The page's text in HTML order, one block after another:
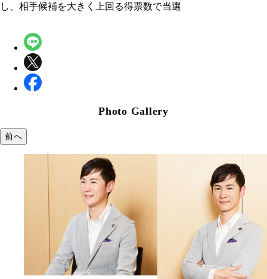
し、相手候補を大きく上回る得票数で当選
Photo Gallery
前へ